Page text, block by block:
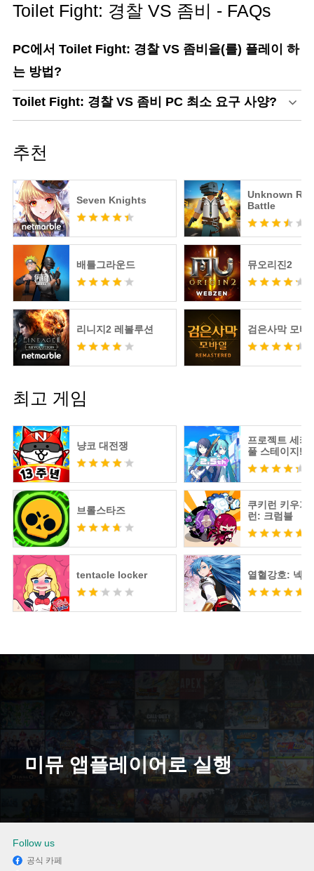
Toilet Fight: 경찰 VS 좀비 - FAQs
PC에서 Toilet Fight: 경찰 VS 좀비을(를) 플레이 하
는 방법?
Toilet Fight: 경찰 VS 좀비 PC 최소 요구 사양?
추천
Seven Knights
Unknown
Battle
배틀그라운드 뮤오리진2
리니지2 레볼루션 검은사막 모바
최고 게임
냥코 대전쟁
브롤스타즈
tentacle locker
프로젝트 세카
풀 스테이지!
츠네 미쿠
쿠키런 키우기
런: 크럼블
열혈강호: 넥
미뮤 앱플레이어로 실행
Follow us
공식 카페